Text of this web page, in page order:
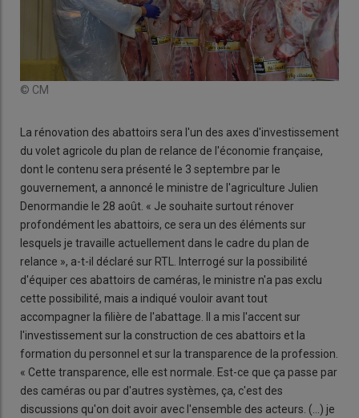
© CM
La rénovation des abattoirs sera l'un des axes d'investissement
du volet agricole du plan de relance de l'économie française,
dont le contenu sera présenté le 3 septembre par le
gouvernement, a annoncé le ministre de l'agriculture Julien
Denormandie le 28 août. « Je souhaite surtout rénover
profondément les abattoirs, ce sera un des éléments sur
lesquels je travaille actuellement dans le cadre du plan de
relance », a-t-il déclaré sur RTL. Interrogé sur la possibilité
d'équiper ces abattoirs de caméras, le ministre n'a pas exclu
cette possibilité, mais a indiqué vouloir avant tout
accompagner la filière de l'abattage. Il a mis l'accent sur
l'investissement sur la construction de ces abattoirs et la
formation du personnel et sur la transparence de la profession.
« Cette transparence, elle est normale. Est-ce que ça passe par
des caméras ou par d'autres systèmes, ça, c'est des
discussions qu'on doit avoir avec l'ensemble des acteurs. (...) je